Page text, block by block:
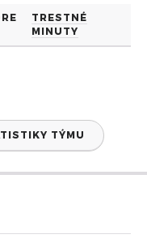
TRESTNÉ
MINUTY
TÝMU